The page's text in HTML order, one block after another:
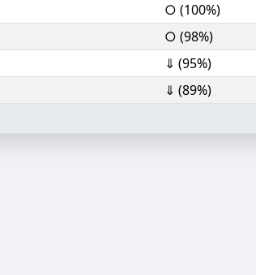
○ (100%)
○ (98%)
⇓ (95%)
⇓ (89%)